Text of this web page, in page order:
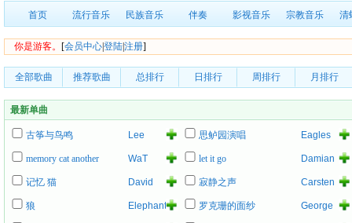
首页 流行音乐 民族音乐 伴奏 影视音乐 宗教音乐 清
你是游客。 [会员中心登陆注册]
全部歌曲 推荐歌曲 总排行 日排行 周排行 月排行
最新单曲
古筝与鸟鸣
Lee
Parnell
思鲈园演唱
Eagles
Death
Metal
memory cat another WaT let it go
Damian
记忆 猫
David
寂静之声
Carsten
狼
Elephant
罗克珊的面纱
George